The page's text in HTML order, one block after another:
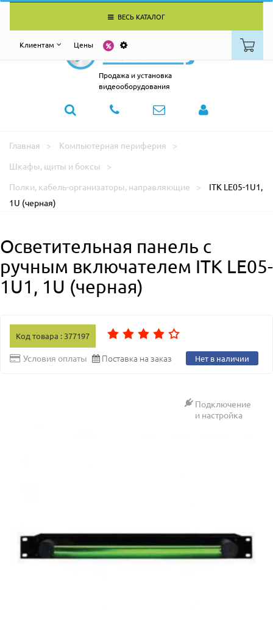
ВЕСЬ КАТАЛОГ
Клиентам Цены
Продажа и установка
видеооборудования
Главная
Компьютерная периферия
Шкафы, щиты и боксы
Полки, кабель-организаторы, направляющие
ITK LE05-1U1,
1U (черная)
Осветительная панель с
ручным включателем ITK LE05-
1U1, 1U (черная)
Код товара : 377197
Условия оплаты Поставка на заказ Нет в наличии
Подключение
и настройка